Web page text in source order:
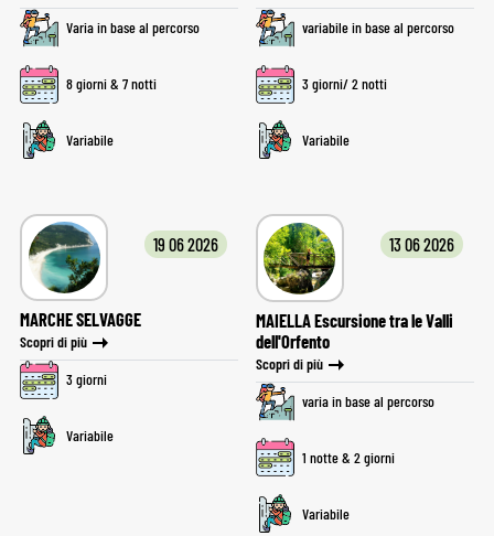
Varia in base al percorso
8 giorni & 7 notti
Variabile
variabile in base al percorso
3 giorni/ 2 notti
Variabile
MARCHE SELVAGGE
Scopri di più
3 giorni
Variabile
19 06 2026
MAIELLA Escursione tra le Valli
dell'Orfento
Scopri di più
varia in base al percorso
1 notte & 2 giorni
Variabile
13 06 2026